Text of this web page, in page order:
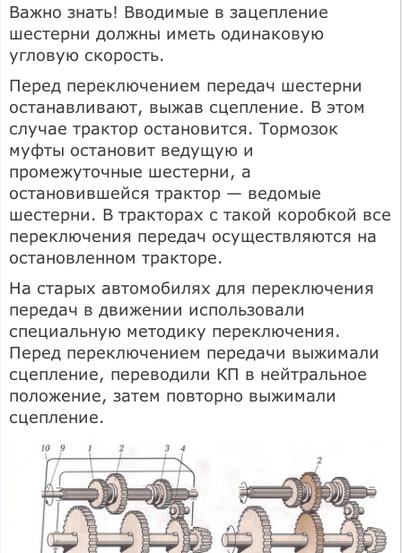
Важно знать! Вводимые в зацепление
шестерни должны иметь одинаковую
угловую скорость.
Перед переключением передач шестерни
останавливают, выжав сцепление. В этом
случае трактор остановится. Тормозок
муфты остановит ведущую и
промежуточные шестерни, а
остановившейся трактор — ведомые
шестерни. В тракторах с такой коробкой все
переключения передач осуществляются на
остановленном тракторе.
На старых автомобилях для переключения
передач в движении использовали
специальную методику переключения.
Перед переключением передачи выжимали
сцепление, переводили КП в нейтральное
положение, затем повторно выжимали
сцепление.